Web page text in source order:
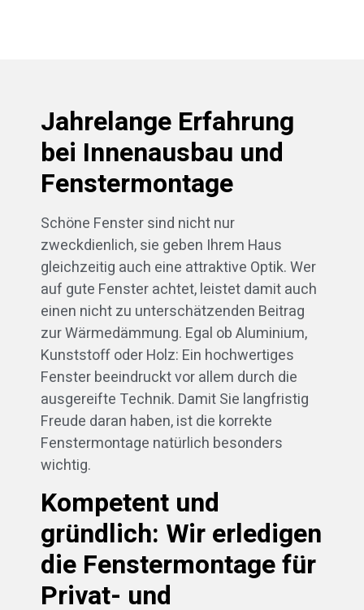
Jahrelange Erfahrung
bei Innenausbau und
Fenstermontage
Schöne Fenster sind nicht nur
zweckdienlich, sie geben Ihrem Haus
gleichzeitig auch eine attraktive Optik. Wer
auf gute Fenster achtet, leistet damit auch
einen nicht zu unterschätzenden Beitrag
zur Wärmedämmung. Egal ob Aluminium,
Kunststoff oder Holz: Ein hochwertiges
Fenster beeindruckt vor allem durch die
ausgereifte Technik. Damit Sie langfristig
Freude daran haben, ist die korrekte
Fenstermontage natürlich besonders
wichtig.
Kompetent und
gründlich: Wir erledigen
die Fenstermontage für
Privat- und